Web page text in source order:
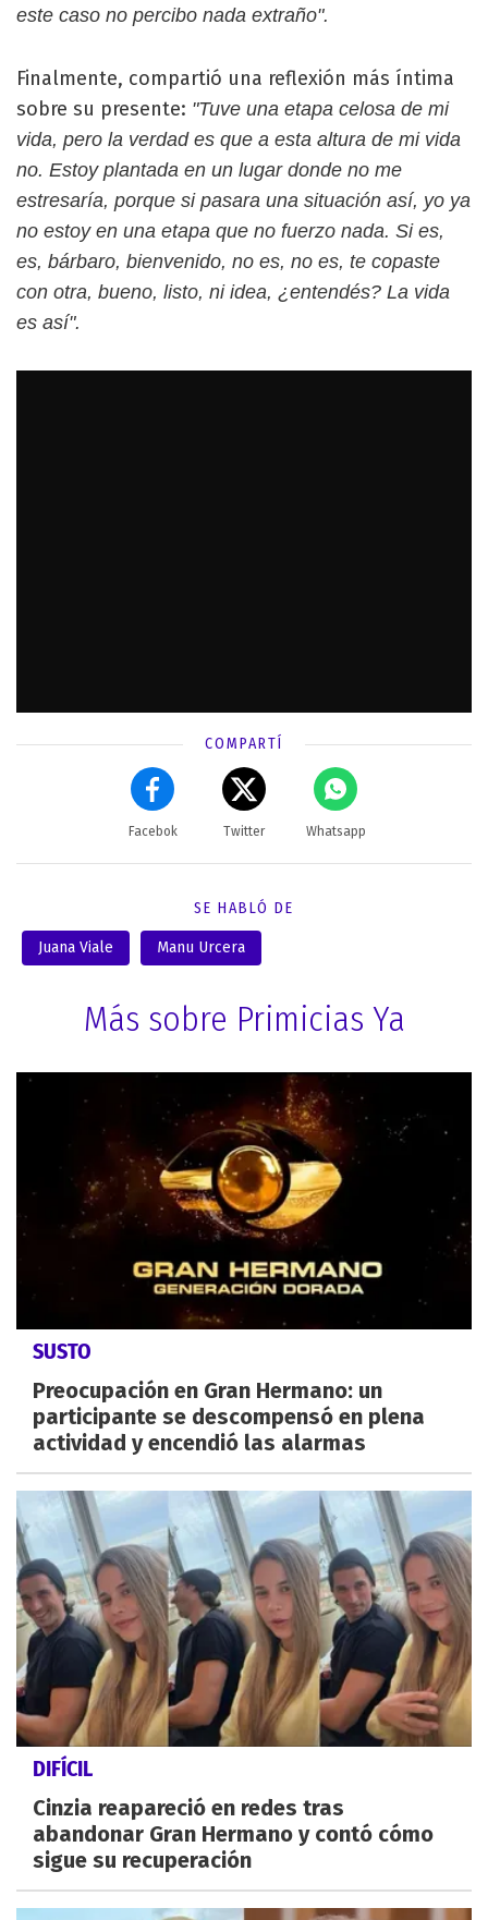
este caso no percibo nada extraño".
Finalmente, compartió una reflexión más íntima
sobre su presente: "Tuve una etapa celosa de mi
vida, pero la verdad es que a esta altura de mi vida
no. Estoy plantada en un lugar donde no me
estresaría, porque si pasara una situación así, yo ya
no estoy en una etapa que no fuerzo nada. Si es,
es, bárbaro, bienvenido, no es, no es, te copaste
con otra, bueno, listo, ni idea, ¿entendés? La vida
es así".
COMPARTÍ
Facebok Twitter Whatsapp
SE HABLÓ DE
Juana Viale Manu Urcera
Más sobre Primicias Ya
SUSTO
Preocupación en Gran Hermano: un
participante se descompensó en plena
actividad y encendió las alarmas
DIFÍCIL
Cinzia reapareció en redes tras
abandonar Gran Hermano y contó cómo
sigue su recuperación